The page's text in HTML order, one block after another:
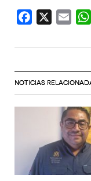
Facebook Email
NOTICIAS